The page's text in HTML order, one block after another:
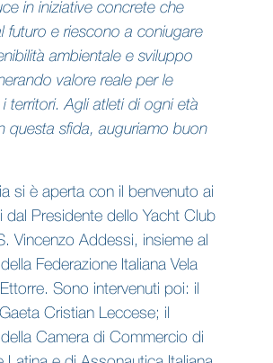
in iniziative concrete che
futuro e riescono a coniugare
ambientale e sviluppo
valore reale per le
territori. Agli atleti di ogni età
questa sfida, auguriamo buon
si è aperta con il benvenuto ai
dal Presidente dello Yacht Club
Vincenzo Addessi, insieme al
Federazione Italiana Vela
Sono intervenuti poi: il
Cristian Leccese; il
Camera di Commercio di